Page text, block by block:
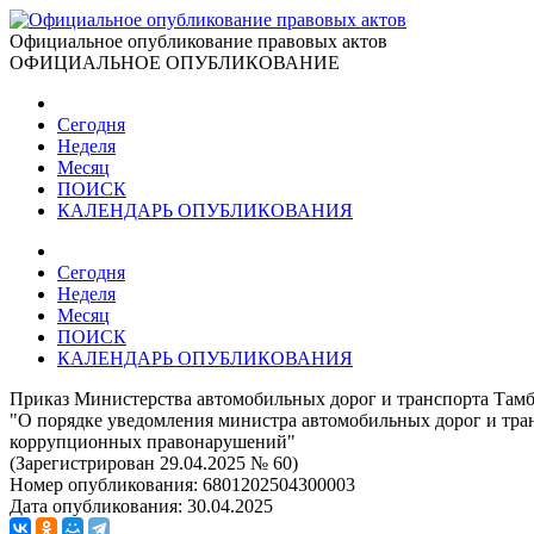
Официальное опубликование правовых актов
ОФИЦИАЛЬНОЕ ОПУБЛИКОВАНИЕ
Сегодня
Неделя
Месяц
ПОИСК
КАЛЕНДАРЬ ОПУБЛИКОВАНИЯ
Сегодня
Неделя
Месяц
ПОИСК
КАЛЕНДАРЬ ОПУБЛИКОВАНИЯ
Приказ Министерства автомобильных дорог и транспорта
"О порядке уведомления министра автомобильных дорог и
коррупционных правонарушений"
(Зарегистрирован 29.04.2025 № 60)
Номер опубликования: 6801202504300003
Дата опубликования: 30.04.2025